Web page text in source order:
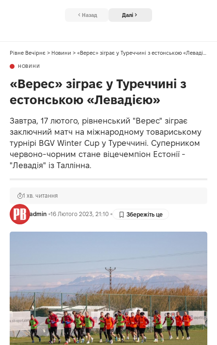
Назад Далі
Рівне Вечірнє > Новини > «Верес» зіграє у Туреччині з естонською «Левадією»
НОВИНИ
«Верес» зіграє у Туреччині з
естонською «Левадією»
Завтра, 17 лютого, рівненський "Верес" зіграє
заключний матч на міжнародному товариському
турнірі BGV Winter Cup у Туреччині. Суперником
червоно-чорним стане віцечемпіон Естонії -
"Левадія" із Таллінна.
admin 16 Лютого 2023, 21:10
1 хв. читання